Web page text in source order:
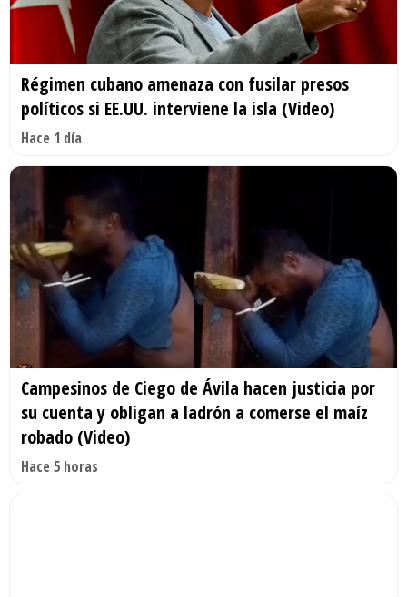
Régimen cubano amenaza con fusilar presos
políticos si EE.UU. interviene la isla (Video)
Hace 1 día
Campesinos de Ciego de Ávila hacen justicia por
su cuenta y obligan a ladrón a comerse el maíz
robado (Video)
Hace 5 horas